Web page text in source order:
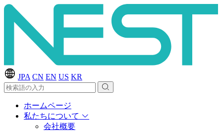
JPA CN EN US KR
ホームページ
私たちについて
会社概要